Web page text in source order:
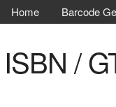
Home Barcode
ISBN /